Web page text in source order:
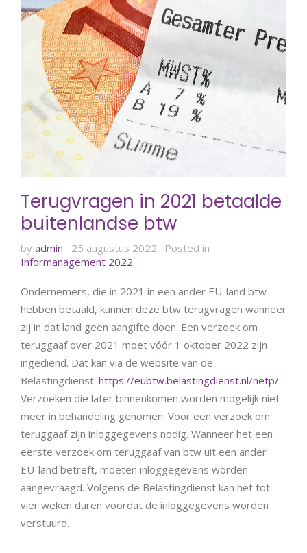
Terugvragen in 2021 betaalde
buitenlandse btw
by admin 25 augustus 2022
Posted in
Informanagement 2022
Ondernemers, die in 2021 in een ander EU-land btw
hebben betaald, kunnen deze btw terugvragen wanneer
zij in dat land geen aangifte doen. Een verzoek om
teruggaaf over 2021 moet vóór 1 oktober 2022 zijn
ingediend. Dat kan via de website van de
Belastingdienst: https://eubtw.belastingdienst.nl/netp/.
Verzoeken die later binnenkomen worden mogelijk niet
meer in behandeling genomen. Voor een verzoek om
teruggaaf zijn inloggegevens nodig. Wanneer het een
eerste verzoek om teruggaaf van btw uit een ander
EU-land betreft, moeten inloggegevens worden
aangevraagd. Volgens de Belastingdienst kan het tot
vier weken duren voordat de inloggegevens worden
verstuurd.